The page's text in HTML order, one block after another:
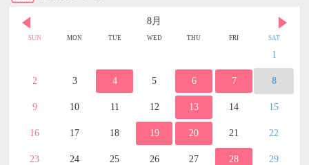
8月
SUN MON TUE WED THU FRI SAT
1
2 3 4 5 6 7 8
9 10 11 12 13 14 15
16 17 18 19 20 21 22
23 24 25 26 27 28 29